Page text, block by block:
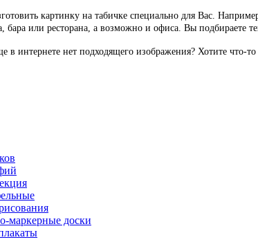
картинку на табичке специально для Вас.
бара или ресторана, а возможно и офиса. Вы подбираете
в интернете нет подходящего изображения? Хотите что-
маркерные доски